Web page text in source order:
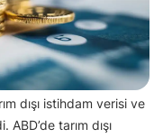
dışı istihdam verisi ve
tarım dışı